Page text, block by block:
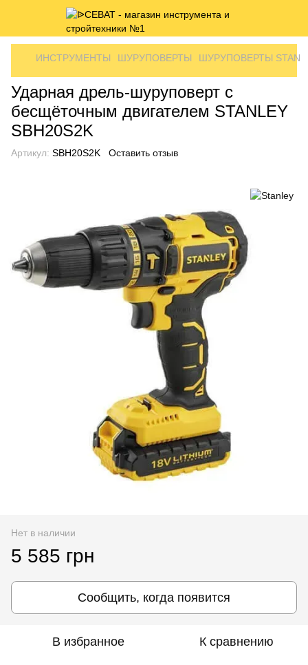
ИНСТРУМЕНТЫ ШУРУПОВЕРТЫ ШУРУПОВЕРТЫ
Ударная дрель-шуруповерт с
бесщёточным двигателем STANLEY
SBH20S2K
Артикул: SBH20S2K Оставить отзыв
Нет в наличии
5 585 грн
Сообщить, когда появится
В избранное К сравнению